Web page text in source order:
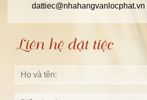
dattiec@nhahangvanlocphat.vn
Liên hệ đặt tiệc